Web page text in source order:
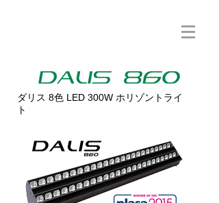
ダリス 8色 LED 300W ホリゾントライ
ト